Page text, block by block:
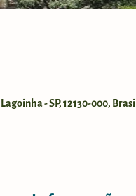
- SP, 12130-000, Brasil